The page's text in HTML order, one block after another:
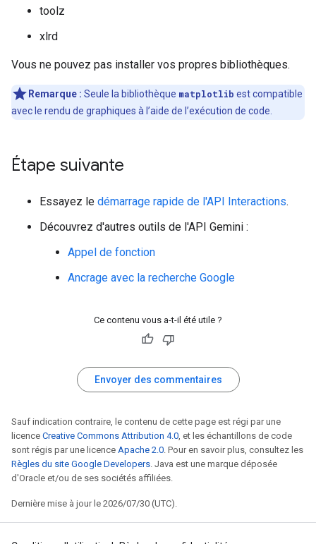
toolz
xlrd
Vous ne pouvez pas installer vos propres bibliothèques.
Remarque : Seule la bibliothèque matplotlib est compatible
avec le rendu de graphiques à l’aide de l’exécution de code.
Étape suivante
Essayez le démarrage rapide de l'API Interactions.
Découvrez d'autres outils de l'API Gemini :
Appel de fonction
Ancrage avec la recherche Google
Ce contenu vous a-t-il été utile ?
Envoyer des commentaires
Sauf indication contraire, le contenu de cette page est régi par une
licence Creative Commons Attribution 4.0, et les échantillons de code
sont régis par une licence Apache 2.0. Pour en savoir plus, consultez les
Règles du site Google Developers. Java est une marque déposée
d'Oracle et/ou de ses sociétés affiliées.
Dernière mise à jour le 2026/07/30 (UTC).